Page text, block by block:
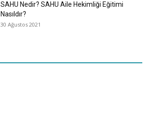
SAHU Nedir? SAHU Aile Hekimliği Eğitimi
Nasıldır?
30 Ağustos 2021